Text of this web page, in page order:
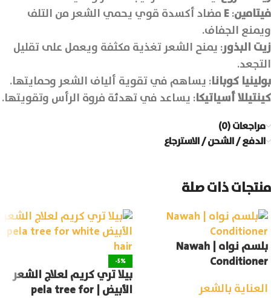
فيتامين:
مضاد أكسدة قوي يحمي الشعر من التلف
ويمنع الجفاف.
زيت البذور: يمنح الشعر تغذية مكثفة ويعمل على تقليل
التجعد.
بولينيا كوبانا: يساهم في تقوية ألياف الشعر وحمايتها.
كينتيللا أسياتيكا: يساعد في تهدئة فروة الرأس وتقويتها.
مراجعات (0)
الدفع / الشحن / الاسترجاع
منتجات ذات صلة
بلسم نواه | Nawah
Conditioner
العناية بالشعر
-5%
بيلا تري كريم لعلاج الشعر
الأبيض | pela tree for